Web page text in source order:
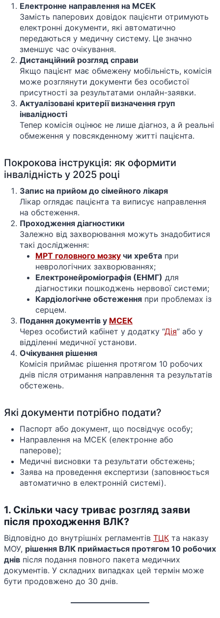
Електронне направлення на МСЕК
Замість паперових довідок пацієнти отримують
електронні документи, які автоматично
передаються у медичну систему. Це значно
зменшує час очікування.
Дистанційний розгляд справи
Якщо пацієнт має обмежену мобільність, комісія
може розглянути документи без особистої
присутності за результатами онлайн-заявки.
Актуалізовані критерії визначення груп
інвалідності
Тепер комісія оцінює не лише діагноз, а й реальні
обмеження у повсякденному житті пацієнта.
Покрокова інструкція: як оформити
інвалідність у 2025 році
Запис на прийом до сімейного лікаря
Лікар оглядає пацієнта та виписує направлення
на обстеження.
Проходження діагностики
Залежно від захворювання можуть знадобитися
такі дослідження:
МРТ головного мозку чи хребта при
неврологічних захворюваннях;
Електронейроміографія (ЕНМГ) для
діагностики пошкоджень нервової системи;
Кардіологічне обстеження при проблемах із
серцем.
Подання документів у МСЕК
Через особистий кабінет у додатку “Дія” або у
відділенні медичної установи.
Очікування рішення
Комісія приймає рішення протягом 10 робочих
днів після отримання направлення та результатів
обстежень.
Які документи потрібно подати?
Паспорт або документ, що посвідчує особу;
Направлення на МСЕК (електронне або
паперове);
Медичні висновки та результати обстежень;
Заява на проведення експертизи (заповнюється
автоматично в електронній системі).
1. Скільки часу триває розгляд заяви
після проходження ВЛК?
Відповідно до внутрішніх регламентів ТЦК та наказу
МОУ, рішення ВЛК приймається протягом 10 робочих
днів після подання повного пакета медичних
документів. У складних випадках цей термін може
бути продовжено до 30 днів.